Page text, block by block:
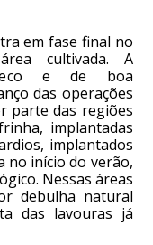
em fase final no
cultivada. A
e de boa
das operações
parte das regiões
implantadas
implantados
no início do verão,
Nessas áreas
debulha natural
das lavouras já